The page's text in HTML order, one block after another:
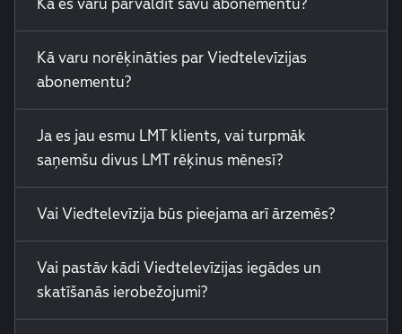
Kā varu norēķināties par Viedtelevīzijas
abonementu?
Ja es jau esmu LMT klients, vai turpmāk
saņemšu divus LMT rēķinus mēnesī?
Vai Viedtelevīzija būs pieejama arī ārzemēs?
Vai pastāv kādi Viedtelevīzijas iegādes un
skatīšanās ierobežojumi?